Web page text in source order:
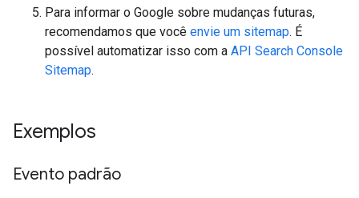
Para informar o Google sobre mudanças futuras,
recomendamos que você envie um sitemap. É
possível automatizar isso com a API Search Console
Sitemap.
Exemplos
Evento padrão